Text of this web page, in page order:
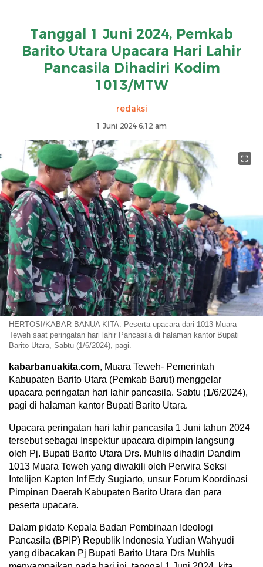
Tanggal 1 Juni 2024, Pemkab
Barito Utara Upacara Hari Lahir
Pancasila Dihadiri Kodim
1013/MTW
redaksi
1 Juni 2024 6:12 am
HERTOSI/KABAR BANUA KITA: Peserta upacara dari 1013 Muara
Teweh saat peringatan hari lahir Pancasila di halaman kantor Bupati
Barito Utara, Sabtu (1/6/2024), pagi.
kabarbanuakita.com, Muara Teweh- Pemerintah
Kabupaten Barito Utara (Pemkab Barut) menggelar
upacara peringatan hari lahir pancasila. Sabtu (1/6/2024),
pagi di halaman kantor Bupati Barito Utara.
Upacara peringatan hari lahir pancasila 1 Juni tahun 2024
tersebut sebagai Inspektur upacara dipimpin langsung
oleh Pj. Bupati Barito Utara Drs. Muhlis dihadiri Dandim
1013 Muara Teweh yang diwakili oleh Perwira Seksi
Intelijen Kapten Inf Edy Sugiarto, unsur Forum Koordinasi
Pimpinan Daerah Kabupaten Barito Utara dan para
peserta upacara.
Dalam pidato Kepala Badan Pembinaan Ideologi
Pancasila (BPIP) Republik Indonesia Yudian Wahyudi
yang dibacakan Pj Bupati Barito Utara Drs Muhlis